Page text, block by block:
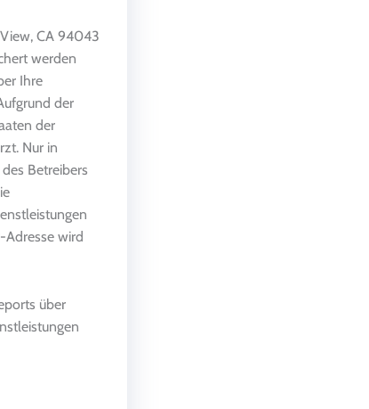
CA 94043
werden
Ihre
der
der
Nur in
Betreibers
wird
über